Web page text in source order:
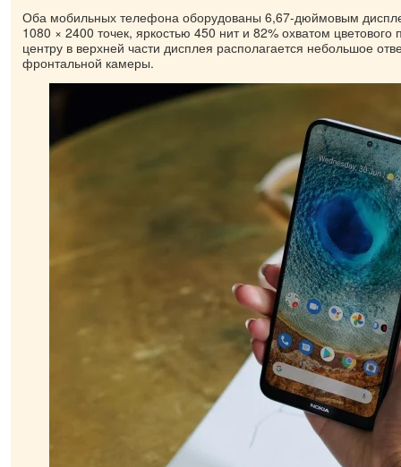
Оба мобильных телефона оборудованы 6,67-дюймовым
1080 × 2400 точек, яркостью 450 нит и 82% охватом цветового
центру в верхней части дисплея располагается небольшое
фронтальной камеры.